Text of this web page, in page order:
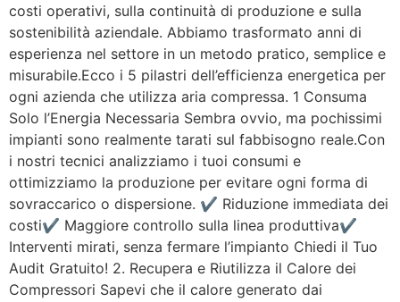
costi operativi, sulla continuità di produzione e sulla
sostenibilità aziendale. Abbiamo trasformato anni di
esperienza nel settore in un metodo pratico, semplice e
misurabile.Ecco i 5 pilastri dell’efficienza energetica per
ogni azienda che utilizza aria compressa. 1 Consuma
Solo l’Energia Necessaria Sembra ovvio, ma pochissimi
impianti sono realmente tarati sul fabbisogno reale.Con
i nostri tecnici analizziamo i tuoi consumi e
ottimizziamo la produzione per evitare ogni forma di
sovraccarico o dispersione. ✔ Riduzione immediata dei
costi✔ Maggiore controllo sulla linea produttiva✔
Interventi mirati, senza fermare l’impianto Chiedi il Tuo
Audit Gratuito! 2. Recupera e Riutilizza il Calore dei
Compressori Sapevi che il calore generato dai